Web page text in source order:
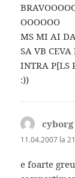
OOOOOO
MS MI AI
SA VB CEVA
INTRA P[LS
:))
cyborg
11.04.2007 la
e foarte